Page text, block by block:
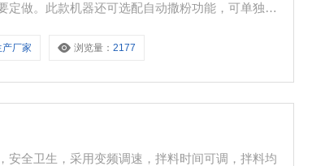
做。此款机器还可选配自动撒粉功能，可单独使
产厂家 浏览量：2177
全卫生，采用变频调速，拌料时间可调，拌料均